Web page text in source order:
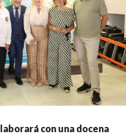
con una docena